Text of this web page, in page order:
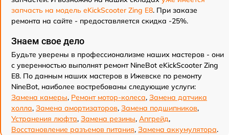
запчасть на модель eKickScooter Zing E8. При заказе
ремонта на сайте - предоставляется скидка -25%.
Знаем свое дело
Будьте уверены в профессионализме наших мастеров - они
с уверенностью выполнят ремонт NineBot eKickScooter Zing
E8. По данным наших мастеров в Ижевске по ремонту
NineBot, наиболее востребованы следующие услуги:
Замена камеры, Ремонт мотор-колеса, Замена датчика
холла, Замена амортизаторов, Замена подшипников,
Устранения люфта, Замена резины, Апгрейд,
Восстановление разъемов питания, Замена аккумулятора.